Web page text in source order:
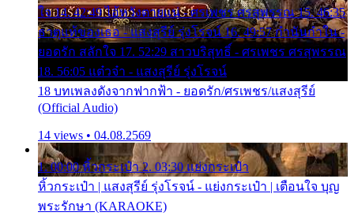
ใจ 14. 42:49 ไอ้หวังตายแน่ - ศรเพชร ศรสุพรรณ 15. 46:35
ธาตุแท้ของเธอ - แสงสุรีย์ รุ่งโรจน์ 16. 49:57 กำนันกำใน -
ยอดรัก สลักใจ 17. 52:29 สาวบริสุทธิ์ - ศรเพชร ศรสุพรรณ
18. 56:05 แต๋วจ๋า - แสงสุรีย์ รุ่งโรจน์
18 บทเพลงดังจากฟากฟ้า - ยอดรัก/ศรเพชร/แสงสุรีย์
(Official Audio)
14 views • 04.08.2569
1. 00:00 หิ้วกระเป๋า 2. 03:30 แย่งกระเป๋า
หิ้วกระเป๋า | แสงสุรีย์ รุ่งโรจน์ - แย่งกระเป๋า | เตือนใจ บุญ
พระรักษา (KARAOKE)